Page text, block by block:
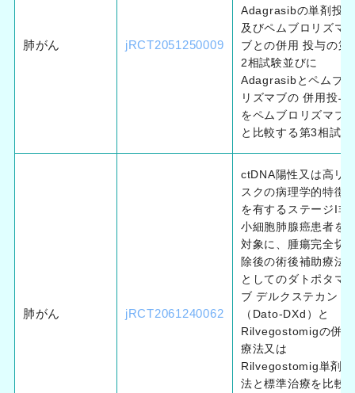
肺がん jRCT2051250009
Adagrasibの単剤投与
及びペムブロリズマ
ブとの併用 投与の第
2相試験並びに
Adagrasibとペムブロ
リズマブの 併用投与
をペムブロリズマブ
と比較する第3相試験
肺がん jRCT2061240062
ctDNA陽性又は高リ
スクの病理学的特徴
を有するステージI非
小細胞肺腺癌患者を
対象に、腫瘍完全切
除後の術後補助療法
としてのダトポタマ
ブ デルクステカン
（Dato-DXd）と
Rilvegostomigの併用
療法又は
Rilvegostomig単剤療
法と標準治療を比較